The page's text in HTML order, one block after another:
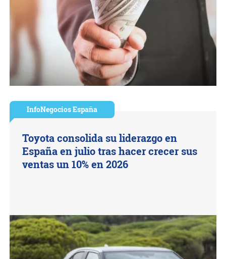
InfoNegocios España
Toyota consolida su liderazgo en
España en julio tras hacer crecer sus
ventas un 10% en 2026